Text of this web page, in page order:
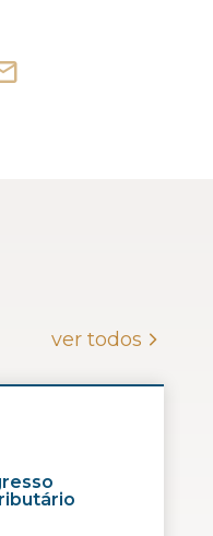
ver todos